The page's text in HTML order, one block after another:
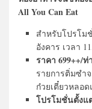
All You Can Eat
สำหรับโปรโม
อังคาร เวลา
ราคา 699++/
รายการติ่มซำ
ก๋วยเตี๋ยวหลอ
โปรโมชั่นตั้งแ